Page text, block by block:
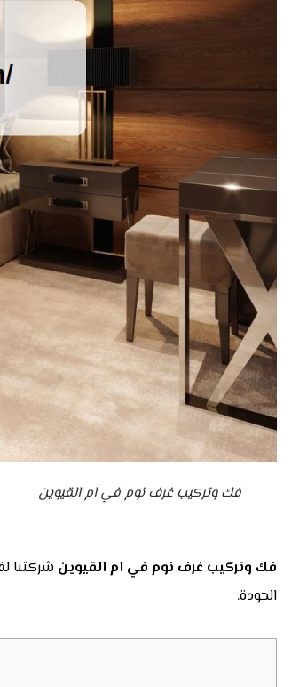
فك وتركيب غرف نوم في ام القيوين
فك وتركيب غرف نوم في ام القيوين شركتنا
الجودة.